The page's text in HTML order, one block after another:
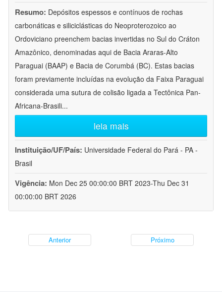
Resumo: Depósitos espessos e contínuos de rochas
carbonáticas e siliciclásticas do Neoproterozoico ao
Ordoviciano preenchem bacias invertidas no Sul do Cráton
Amazônico, denominadas aqui de Bacia Araras-Alto
Paraguai (BAAP) e Bacia de Corumbá (BC). Estas bacias
foram previamente incluídas na evolução da Faixa Paraguai
considerada uma sutura de colisão ligada a Tectônica Pan-
Africana-Brasili...
leia mais
Instituição/UF/País: Universidade Federal do Pará - PA -
Brasil
Vigência: Mon Dec 25 00:00:00 BRT 2023-Thu Dec 31
00:00:00 BRT 2026
Anterior Próximo